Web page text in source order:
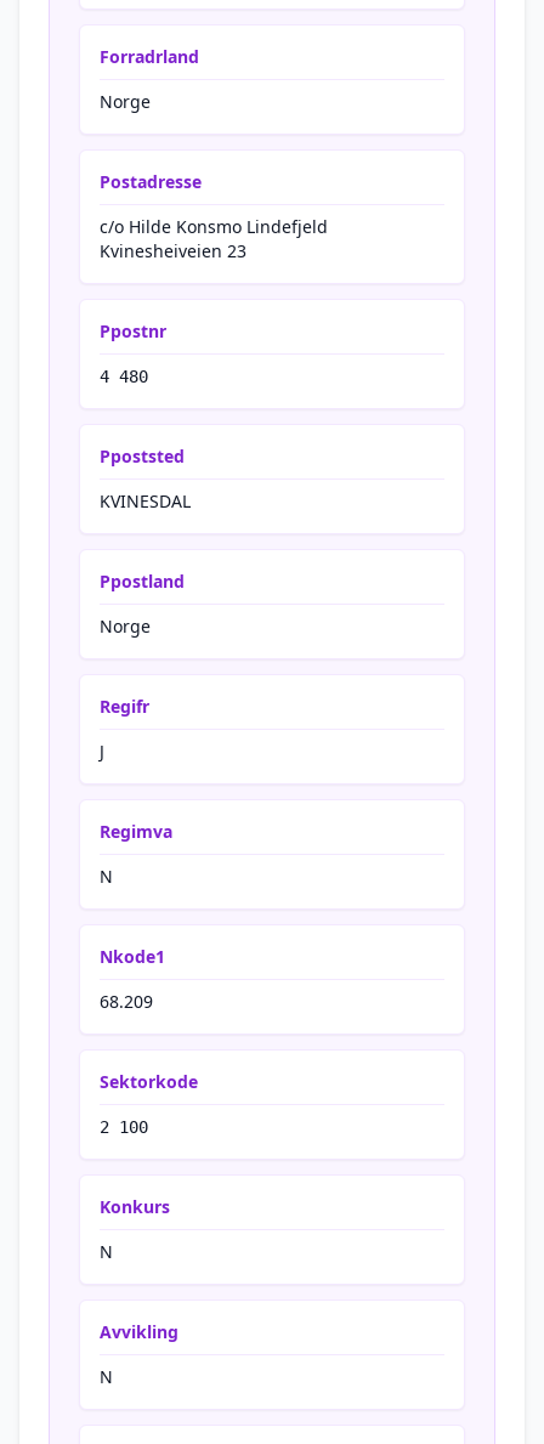
Forradrland
Norge
Postadresse
c/o Hilde Konsmo Lindefjeld
Kvinesheiveien 23
Ppostnr
4 480
Ppoststed
KVINESDAL
Ppostland
Norge
Regifr
J
Regimva
N
Nkode1
68.209
Sektorkode
2 100
Konkurs
N
Avvikling
N